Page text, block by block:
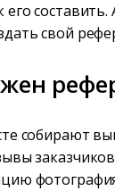
его
свой
собирают